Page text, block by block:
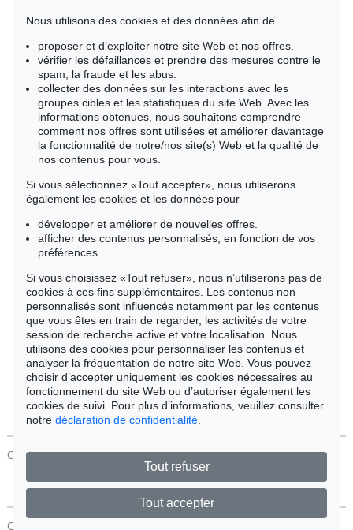
Livres pour enfants
Style de vie
Événements clés des sciences naturelles
Littérature mondiale
Littérature économique
Cimélie
Trier par:
Tous les objets
Offres actuelles
Objets vendus
Chercher
CONTACT Protection Des Données
CONTACT
Nous utilisons des cookies et des données afin de
proposer et d’exploiter notre site Web et nos offres.
vérifier les défaillances et prendre des mesures contre le
spam, la fraude et les abus.
collecter des données sur les interactions avec les
groupes cibles et les statistiques du site Web. Avec les
informations obtenues, nous souhaitons comprendre
comment nos offres sont utilisées et améliorer davantage
la fonctionnalité de notre/nos site(s) Web et la qualité de
nos contenus pour vous.
Si vous sélectionnez «Tout accepter», nous utiliserons
également les cookies et les données pour
développer et améliorer de nouvelles offres.
afficher des contenus personnalisés, en fonction de vos
préférences.
Si vous choisissez «Tout refuser», nous n’utiliserons pas de
cookies à ces fins supplémentaires. Les contenus non
personnalisés sont influencés notamment par les contenus
que vous êtes en train de regarder, les activités de votre
session de recherche active et votre localisation. Nous
utilisons des cookies pour personnaliser les contenus et
analyser la fréquentation de notre site Web. Vous pouvez
choisir d’accepter uniquement les cookies nécessaires au
fonctionnement du site Web ou d’autoriser également les
cookies de suivi. Pour plus d’informations, veuillez consulter
notre déclaration de confidentialité
Tout refuser
Tout accepter